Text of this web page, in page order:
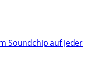
Soundchip auf jeder